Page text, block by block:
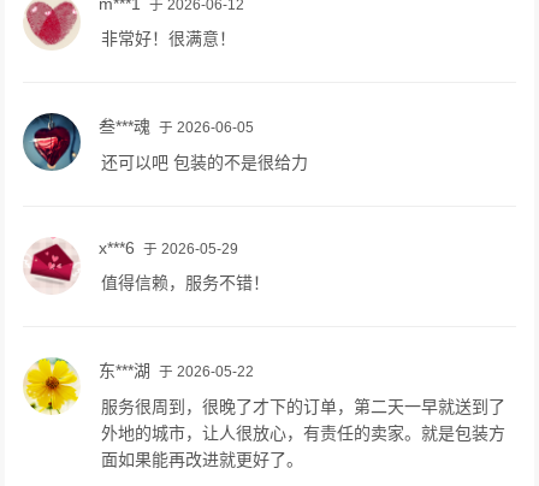
于 2026-06-12
非常好！很满意！
叁***魂 于 2026-06-05
还可以吧 包装的不是很给力
x***6 于 2026-05-29
值得信赖，服务不错！
东***湖 于 2026-05-22
服务很周到，很晚了才下的订单，第二天一早就送到了
外地的城市，让人很放心，有责任的卖家。就是包装方
面如果能再改进就更好了。